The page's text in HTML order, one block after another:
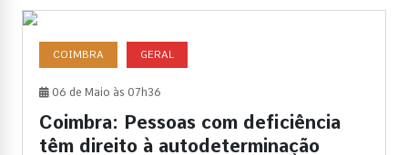
COIMBRA GERAL
06 de Maio às 07h36
Coimbra: Pessoas com deficiência
têm direito à autodeterminação